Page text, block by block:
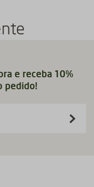
e receba 10%
pedido!